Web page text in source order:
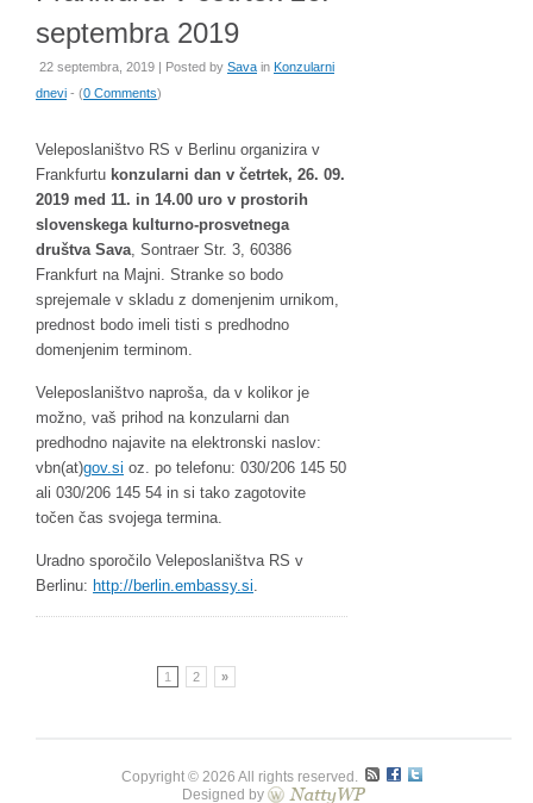
septembra 2019
22 septembra, 2019 | Posted by Sava in Konzularni
dnevi - (0 Comments)
Veleposlaništvo RS v Berlinu organizira v
Frankfurtu konzularni dan v četrtek, 26. 09.
2019 med 11. in 14.00 uro v prostorih
slovenskega kulturno-prosvetnega
društva Sava, Sontraer Str. 3, 60386
Frankfurt na Majni. Stranke so bodo
sprejemale v skladu z domenjenim urnikom,
prednost bodo imeli tisti s predhodno
domenjenim terminom.
Veleposlaništvo naproša, da v kolikor je
možno, vaš prihod na konzularni dan
predhodno najavite na elektronski naslov:
vbn(at)gov.si oz. po telefonu: 030/206 145 50
ali 030/206 145 54 in si tako zagotovite
točen čas svojega termina.
Uradno sporočilo Veleposlaništva RS v
Berlinu: http://berlin.embassy.si.
1 2 »
Copyright © 2026 All rights reserved.
Designed by